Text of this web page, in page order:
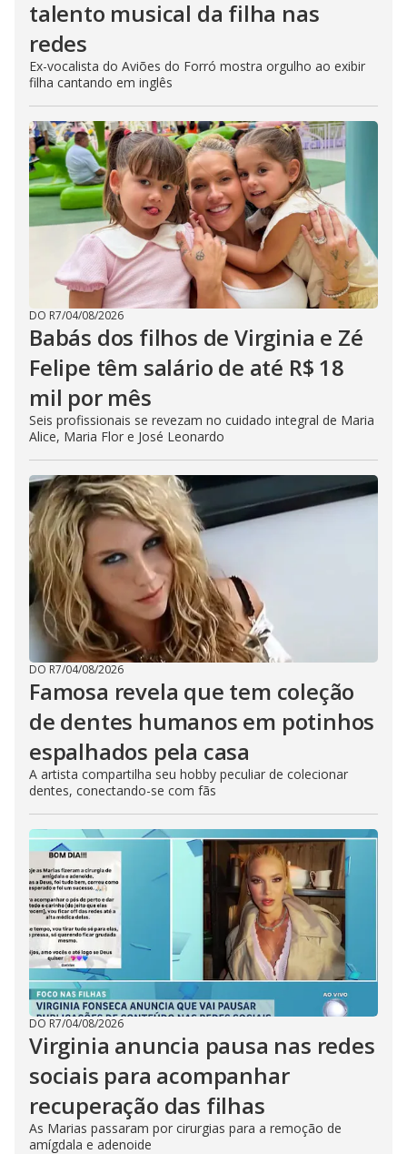
talento musical da filha nas
redes
Ex-vocalista do Aviões do Forró mostra orgulho ao exibir
filha cantando em inglês
DO R7/04/08/2026
Babás dos filhos de Virginia e Zé
Felipe têm salário de até R$ 18
mil por mês
Seis profissionais se revezam no cuidado integral de Maria
Alice, Maria Flor e José Leonardo
DO R7/04/08/2026
Famosa revela que tem coleção
de dentes humanos em potinhos
espalhados pela casa
A artista compartilha seu hobby peculiar de colecionar
dentes, conectando-se com fãs
DO R7/04/08/2026
Virginia anuncia pausa nas redes
sociais para acompanhar
recuperação das filhas
As Marias passaram por cirurgias para a remoção de
amígdala e adenoide